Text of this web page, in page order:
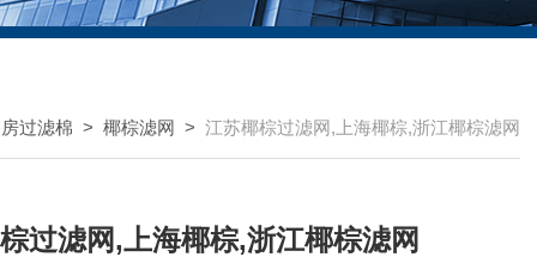
过滤棉 > 椰棕滤网 > 江苏椰棕过滤网,上海椰棕,浙江椰棕滤网
过滤网,上海椰棕,浙江椰棕滤网